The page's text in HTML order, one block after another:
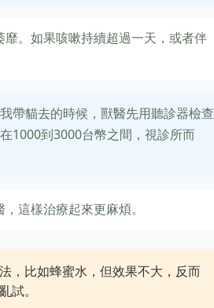
。如果咳嗽持續超過一天，或者伴
帶貓去的時候，獸醫先用聽診器檢查
1000到3000台幣之間，視診所而
這樣治療起來更麻煩。
，比如蜂蜜水，但效果不大，反而
試。